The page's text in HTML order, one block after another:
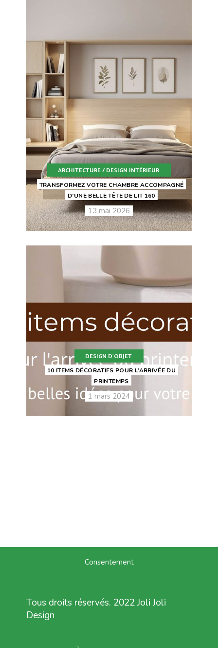
ARCHITECTURE / DESIGN INTÉRIEUR
TRANSFORMEZ VOTRE CHAMBRE ACCOMPAGNÉ
D’UNE BELLE TÊTE DE LIT 160
13 mai 2026
DESIGN D'OBJET
10 ITEMS DÉCORATIFS POUR L’ARRIVÉE DU
PRINTEMPS
1 mars 2024
Consentement
Tous droits réservés. 2022 Joli Joli
Design